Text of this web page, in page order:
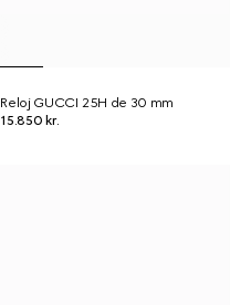
Reloj GUCCI 25H de 30 mm
15.850 kr.